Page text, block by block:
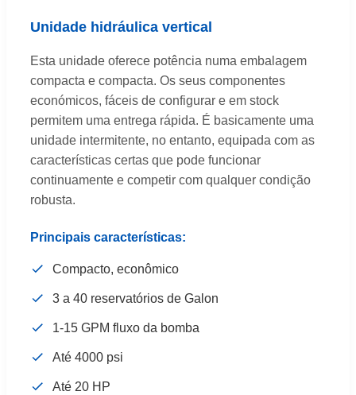
Unidade hidráulica vertical
Esta unidade oferece potência numa embalagem
compacta e compacta. Os seus componentes
económicos, fáceis de configurar e em stock
permitem uma entrega rápida. É basicamente uma
unidade intermitente, no entanto, equipada com as
características certas que pode funcionar
continuamente e competir com qualquer condição
robusta.
Principais características:
Compacto, econômico
3 a 40 reservatórios de Galon
1-15 GPM fluxo da bomba
Até 4000 psi
Até 20 HP